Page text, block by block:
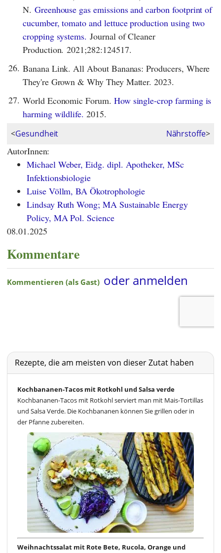
N. Greenhouse gas emissions and carbon footprint of
cucumber, tomato and lettuce production using two
cropping systems. Journal of Cleaner
Production. 2021;282:124517.
26. Banana Link. All About Bananas: Producers, Where
They're Grown & Why They Matter. 2023.
27. World Economic Forum. How single-crop farming is
harming wildlife. 2015.
<Gesundheit Nährstoffe>
AutorInnen:
Michael Weber, Eidg. dipl. Apotheker, MSc
Infektionsbiologie
Luise Völlm, BA Ökotrophologie
Lindsay Ruth Wong; MA Sustainable Energy
Policy, MA Pol. Science
08.01.2025
Kommentare
Rezepte, die am meisten von dieser Zutat haben
Kochbananen-Tacos mit Rotkohl und Salsa verde
Kochbananen-Tacos mit Rotkohl serviert man mit Mais-Tortillas
und Salsa Verde. Die Kochbananen können Sie grillen oder in
der Pfanne zubereiten.
Weihnachtssalat mit Rote Bete, Rucola, Orange und